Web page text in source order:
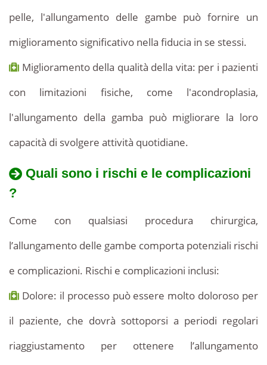
pelle, l'allungamento delle gambe può fornire un
miglioramento significativo nella fiducia in se stessi.
Miglioramento della qualità della vita: per i pazienti
con limitazioni fisiche, come l'acondroplasia,
l'allungamento della gamba può migliorare la loro
capacità di svolgere attività quotidiane.
Quali sono i rischi e le complicazioni
?
Come con qualsiasi procedura chirurgica,
l’allungamento delle gambe comporta potenziali rischi
e complicazioni. Rischi e complicazioni inclusi:
Dolore: il processo può essere molto doloroso per
il paziente, che dovrà sottoporsi a periodi regolari
riaggiustamento per ottenere l’allungamento